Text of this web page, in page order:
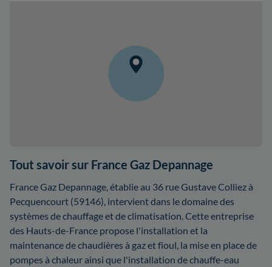
Tout savoir sur France Gaz Depannage
France Gaz Depannage, établie au 36 rue Gustave Colliez à
Pecquencourt (59146), intervient dans le domaine des
systèmes de chauffage et de climatisation. Cette entreprise
des Hauts-de-France propose l'installation et la
maintenance de chaudières à gaz et fioul, la mise en place de
pompes à chaleur ainsi que l'installation de chauffe-eau